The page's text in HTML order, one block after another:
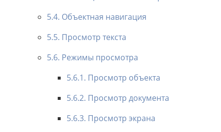
5.4. Объектная навигация
5.5. Просмотр текста
5.6. Режимы просмотра
5.6.1. Просмотр объекта
5.6.2. Просмотр документа
5.6.3. Просмотр экрана